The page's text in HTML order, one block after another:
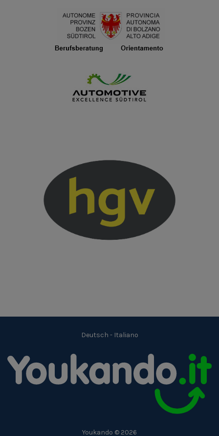
Deutsch - Italiano
Youkando © 2026